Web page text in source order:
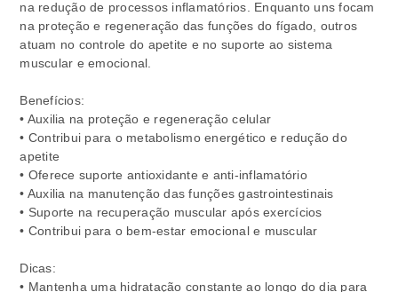
na redução de processos inflamatórios. Enquanto uns focam
na proteção e regeneração das funções do fígado, outros
atuam no controle do apetite e no suporte ao sistema
muscular e emocional.
Benefícios:
• Auxilia na proteção e regeneração celular
• Contribui para o metabolismo energético e redução do
apetite
• Oferece suporte antioxidante e anti-inflamatório
• Auxilia na manutenção das funções gastrointestinais
• Suporte na recuperação muscular após exercícios
• Contribui para o bem-estar emocional e muscular
Dicas:
• Mantenha uma hidratação constante ao longo do dia para